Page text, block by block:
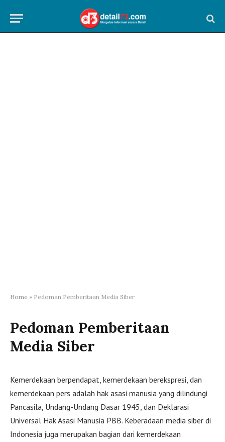
Home » Pedoman Pemberitaan Media Siber
Pedoman Pemberitaan
Media Siber
Kemerdekaan berpendapat, kemerdekaan berekspresi, dan
kemerdekaan pers adalah hak asasi manusia yang dilindungi
Pancasila, Undang-Undang Dasar 1945, dan Deklarasi
Universal Hak Asasi Manusia PBB. Keberadaan media siber di
Indonesia juga merupakan bagian dari kemerdekaan